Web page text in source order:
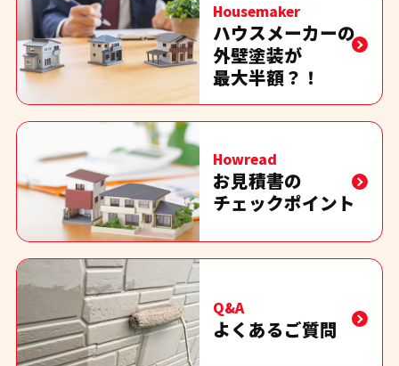
Housemaker
ハウスメーカーの
外壁塗装が
最大半額？！
Howread
お見積書の
チェックポイント
Q&A
よくあるご質問